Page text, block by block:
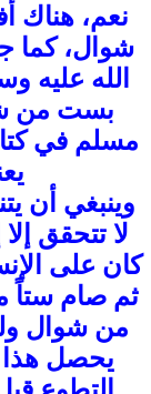
نعم، هناك
شوال، كما
الله عليه
بست من
وينبغي أن
لا تتحقق
كان على
ثم صام ستاً
من شوال
يحصل هذا